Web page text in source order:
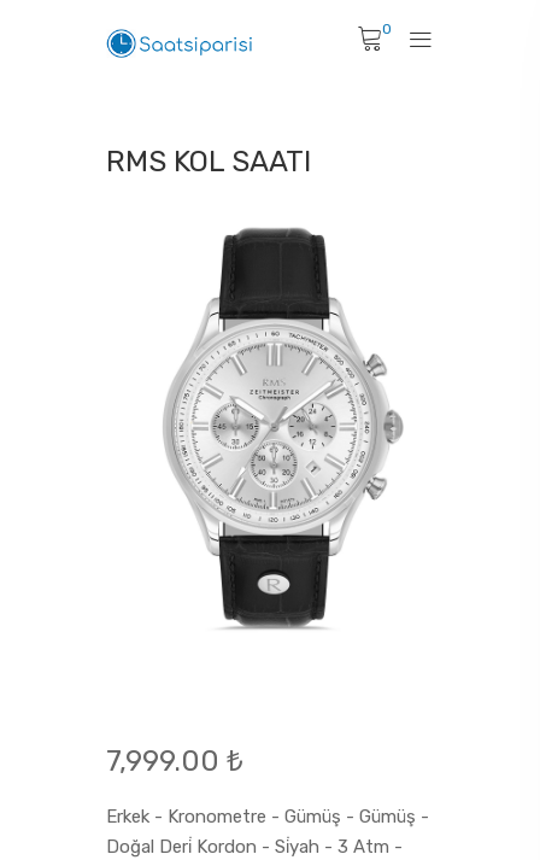
0
RMS KOL SAATI
7,999.00 ₺
Erkek - Kronometre - Gümüş - Gümüş -
Doğal Deri̇ Kordon - Si̇yah - 3 Atm -